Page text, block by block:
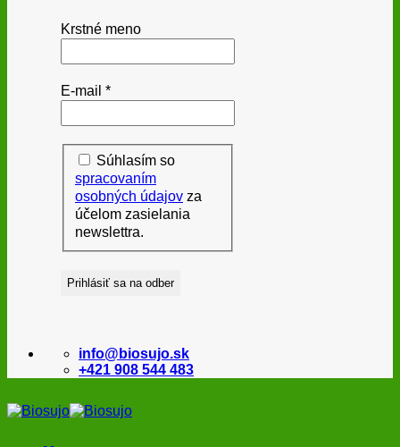
Krstné meno
E-mail *
Súhlasím so
spracovaním
osobných údajov za
účelom zasielania
newslettra.
info@biosujo.sk
+421 908 544 483